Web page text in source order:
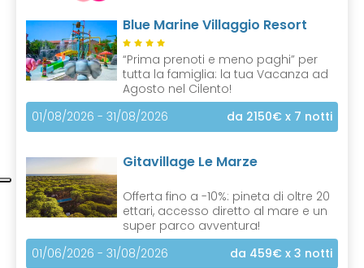
Blue Marine Villaggio Resort
“Prima prenoti e meno paghi” per
tutta la famiglia: la tua Vacanza ad
Agosto nel Cilento!
01/08/2026 - 31/08/2026
da 2150€ x 7 notti
Gitavillage Le Marze
Offerta fino a -10%: pineta di oltre 20
ettari, accesso diretto al mare e un
super parco avventura!
01/06/2026 - 31/08/2026
da 459€ x 3 notti